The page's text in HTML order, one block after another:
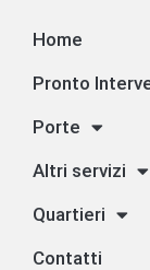
Home
Pronto
Porte
Altri servizi
Quartieri
Contatti